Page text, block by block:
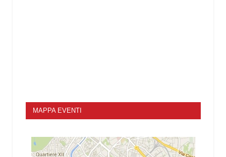
MAPPA EVENTI